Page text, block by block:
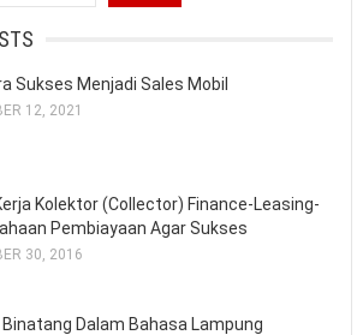
Sukses Menjadi Sales Mobil
12, 2021
Kolektor (Collector) Finance-Leasing-
Pembiayaan Agar Sukses
30, 2016
Binatang Dalam Bahasa Lampung